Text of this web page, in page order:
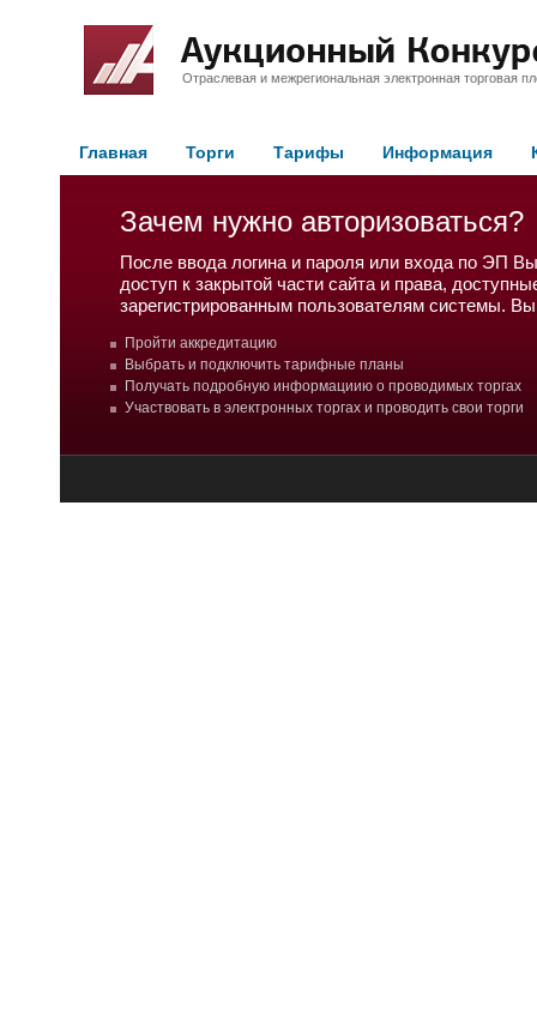
Отраслевая и межрегиональная электронная торговая
Главная Торги Тарифы Информация
Зачем нужно авторизоваться?
После ввода логина и пароля или входа по ЭП
доступ к закрытой части сайта и права,
зарегистрированным пользователям системы.
Пройти аккредитацию
Выбрать и подключить тарифные планы
Получать подробную информациию о проводимых торгах
Участвовать в электронных торгах и проводить свои торги